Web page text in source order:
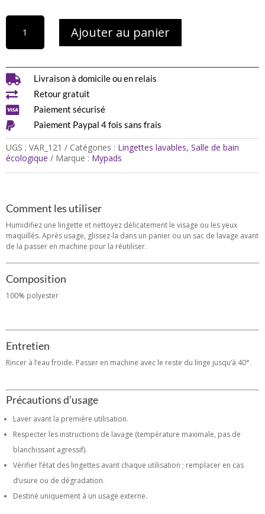
quantité
lingettes
réutilisables
–
Coloris
au
choix
Ajouter au panier
 Livraison à domicile ou en relais
 Retour gratuit
 Paiement sécurisé
 Paiement Paypal 4 fois sans frais
UGS : VAR_121 Catégories : Lingettes lavables, Salle de bain
écologique
Marque : Mypads
Comment les utiliser
Humidifiez une lingette et nettoyez délicatement le visage ou les yeux
maquillés. Après usage, glissez-la dans un panier ou un sac de lavage avant
de la passer en machine pour la réutiliser.
Composition
100% polyester
Entretien
Rincer à l’eau froide. Passer en machine avec le reste du linge jusqu’à 40°.
Précautions d’usage
Laver avant la première utilisation.
Respecter les instructions de lavage (température maximale, pas de
blanchissant agressif).
Vérifier l’état des lingettes avant chaque utilisation ; remplacer en cas
d’usure ou de dégradation.
Destiné uniquement à un usage externe.